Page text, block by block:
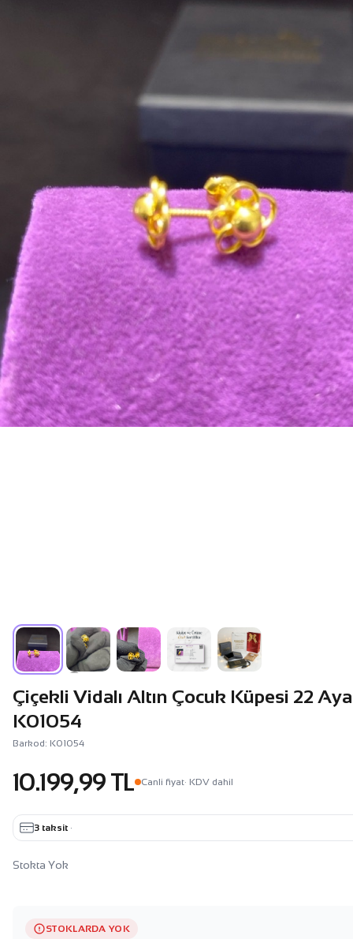
Çiçekli Vidalı Altın Çocuk Küpesi 22
K01054
Barkod: K01054
10.199,99 TL Canli fiyat· KDV dahil
3 taksit ·
Stokta Yok
STOKLARDA YOK